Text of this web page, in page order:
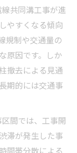
共同溝工事が進
やすくなる傾向
規制や交通量の
原因です。しか
撤去による見通
期的には交通事
間では、工事開
滞が発生した事